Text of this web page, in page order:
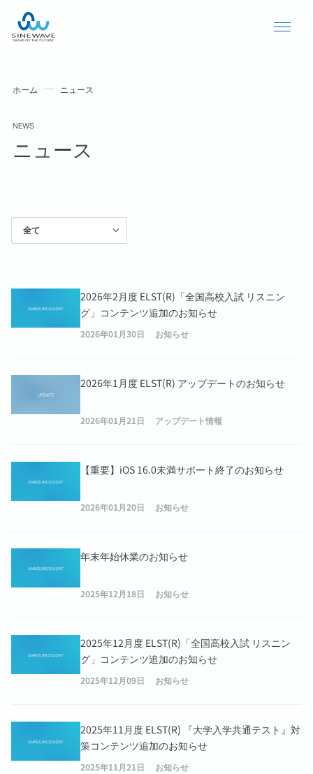
ホーム ニュース
NEWS
ニュース
全て
2026年2月度 ELST(R)「全国高校入試 リスニン
グ」コンテンツ追加のお知らせ
2026年01月30日 お知らせ
2026年1月度 ELST(R) アップデートのお知らせ
2026年01月21日 アップデート情報
【重要】iOS 16.0未満サポート終了のお知らせ
2026年01月20日 お知らせ
年末年始休業のお知らせ
2025年12月18日 お知らせ
2025年12月度 ELST(R)「全国高校入試 リスニン
グ」コンテンツ追加のお知らせ
2025年12月09日 お知らせ
2025年11月度 ELST(R) 『大学入学共通テスト』対
策コンテンツ追加のお知らせ
2025年11月21日 お知らせ